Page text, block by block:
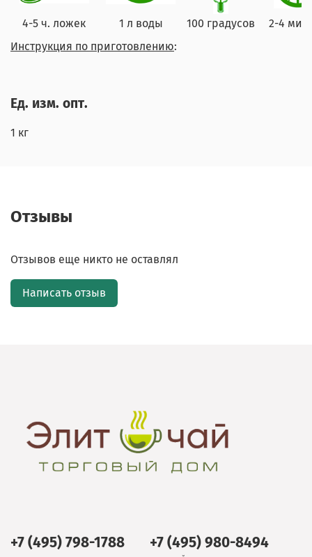
Инструкция по приготовлению:
4-5 ч. ложек 1 л воды 100 градусов 2-4
Ед. изм. опт.
1 кг
Отзывы
Отзывов еще никто не оставлял
Написать отзыв
+7 (495) 798-1788 +7 (495) 980-8494